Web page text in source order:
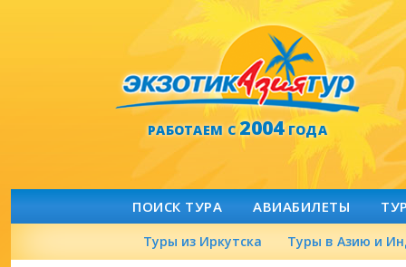
РАБОТАЕМ С2004ГОДА
ПОИСК ТУРА АВИАБИЛЕТЫ
Туры из Иркутска Туры в Азию и